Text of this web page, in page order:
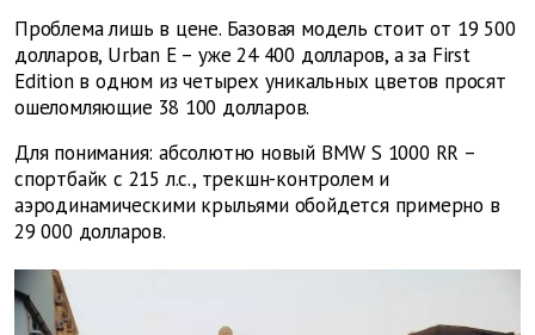
Проблема лишь в цене. Базовая модель стоит от 19 500
долларов, Urban E – уже 24 400 долларов, а за First
Edition в одном из четырех уникальных цветов просят
ошеломляющие 38 100 долларов.
Для понимания: абсолютно новый BMW S 1000 RR –
спортбайк с 215 л.с., трекшн-контролем и
аэродинамическими крыльями обойдется примерно в
29 000 долларов.